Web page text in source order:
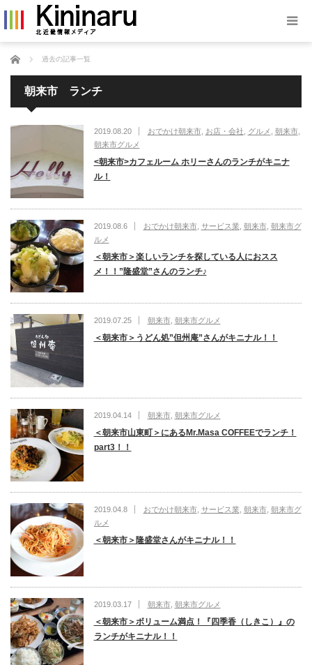
ホーム 過去の記事一覧
朝来市 ランチ
2019.08.20 おでかけ朝来市, お店・会社 グルメ 朝来市,
朝来市グルメ
<朝来市>カフェルーム ホリーさんのランチがキニナ
ル！
2019.08.6 おでかけ朝来市, サービス業 朝来市, 朝来市グ
ルメ
＜朝来市＞楽しいランチを探している人におスス
メ！！”隆盛堂”さんのランチ♪
2019.07.25 朝来市, 朝来市グルメ
＜朝来市＞うどん処”但州庵”さんがキニナル！！
2019.04.14 朝来市, 朝来市グルメ
＜朝来市山東町＞にあるMr.Masa COFFEEでランチ！
part3！！
2019.04.8 おでかけ朝来市, サービス業 朝来市, 朝来市グ
ルメ
＜朝来市＞隆盛堂さんがキニナル！！
2019.03.17 朝来市, 朝来市グルメ
＜朝来市＞ボリューム満点！『四季香（しきこ）』の
ランチがキニナル！！